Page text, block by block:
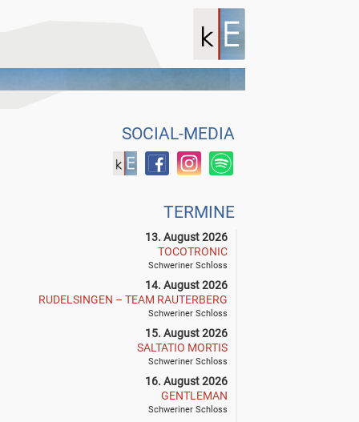
SOCIAL-MEDIA
TERMINE
13. August 2026
TOCOTRONIC
Schweriner Schloss
14. August 2026
RUDELSINGEN – TEAM RAUTERBERG
Schweriner Schloss
15. August 2026
SALTATIO MORTIS
Schweriner Schloss
16. August 2026
GENTLEMAN
Schweriner Schloss